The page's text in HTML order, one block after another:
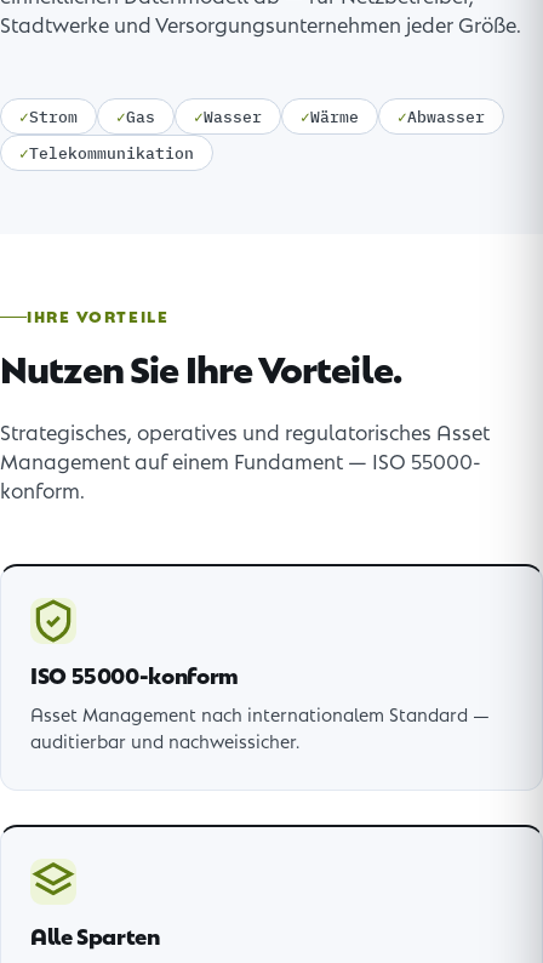
Stadtwerke und Versorgungsunternehmen jeder Größe.
✓Strom ✓Gas ✓Wasser ✓Wärme ✓Abwasser
✓Telekommunikation
IHRE VORTEILE
Nutzen Sie Ihre Vorteile.
Strategisches, operatives und regulatorisches Asset
Management auf einem Fundament — ISO 55000-
konform.
ISO 55000-konform
Asset Management nach internationalem Standard —
auditierbar und nachweissicher.
Alle Sparten